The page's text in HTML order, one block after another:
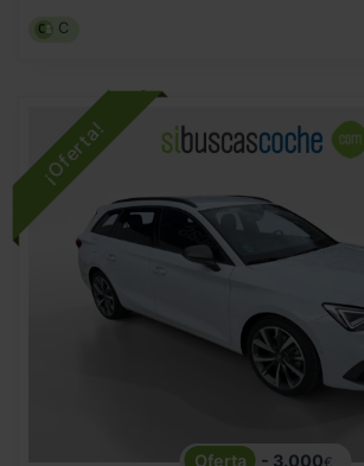
C
- 3.000€